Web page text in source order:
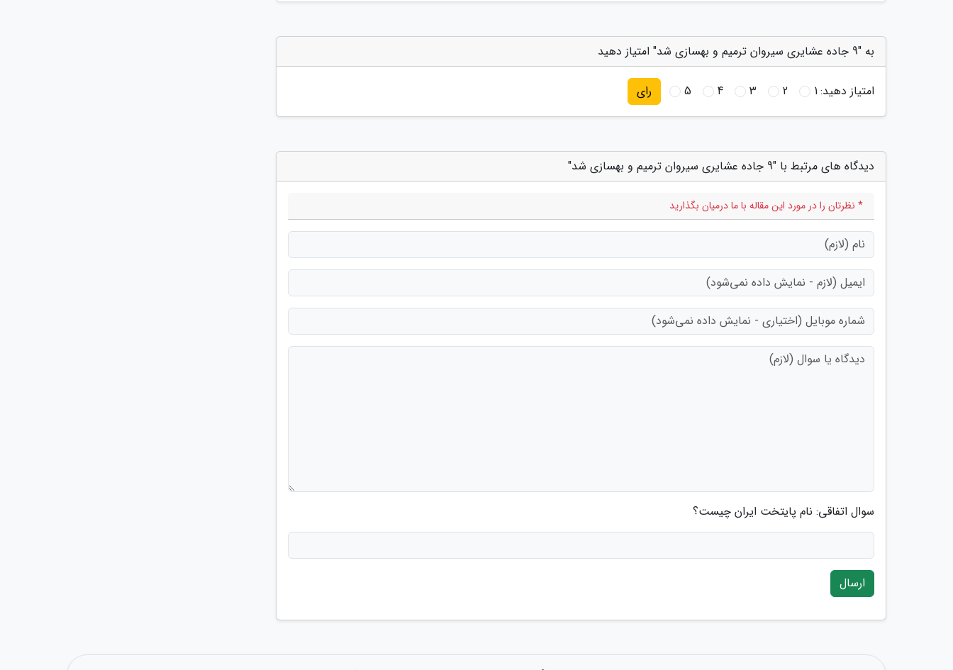
به "9 جاده عشایری سیروان ترمیم و بهسازی شد" امتیاز دهید
امتیاز دهید:1
2
3
4
5 رای
دیدگاه های مرتبط با "9 جاده عشایری سیروان ترمیم و بهسازی شد"
* نظرتان را در مورد این مقاله با ما درمیان بگذارید
سوال اتفاقی: نام پایتخت ایران چیست؟
ارسال